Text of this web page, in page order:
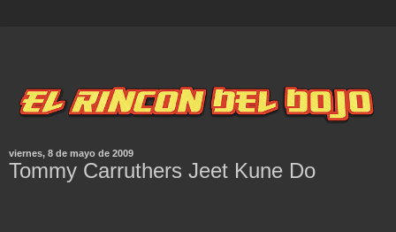
viernes, 8 de mayo de 2009
Tommy Carruthers Jeet Kune Do